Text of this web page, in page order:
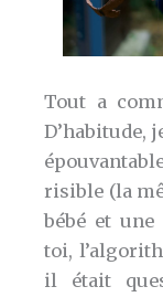
Tout a
D’habitude,
risible (la
bébé et une
toi,
il était